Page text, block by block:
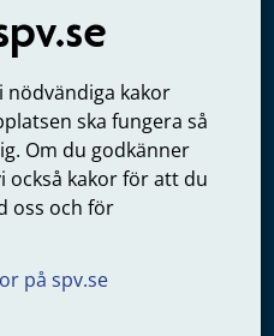
nödvändiga kakor
ska fungera så
Om du godkänner
också kakor för att du
oss och för
på spv.se
från statlig